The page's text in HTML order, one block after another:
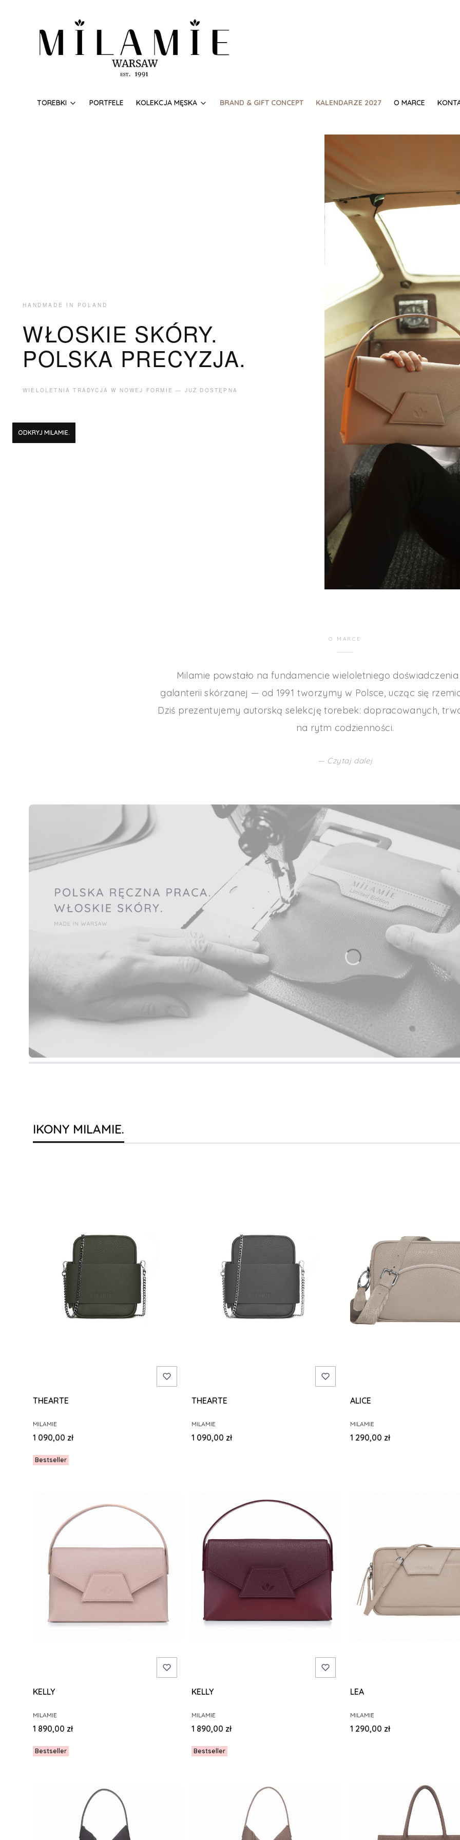
TOREBKI PORTFELE KOLEKCJA MĘSKA BRAND & GIFT CONCEPT KALENDARZE 2027 O MARCE
HANDMADE IN POLAND
WŁOSKIE SKÓRY.
POLSKA PRECYZJA.
WIELOLETNIA TRADYCJA W NOWEJ FORMIE — JUŻ DOSTĘPNA
ODKRYJ MILAMIE.
O MARCE
Milamie powstało na fundamencie wieloletniego
galanterii skórzanej — od 1991 tworzymy w Polsce, ucząc się
Dziś prezentujemy autorską selekcję torebek: dopracowanych,
na rytm codzienności.
— Czytaj dalej
IKONY MILAMIE.
THEARTE
PRODUCENT
MILAMIE
Cena
1 090,00 zł
THEARTE
PRODUCENT
MILAMIE
Cena
1 090,00 zł
ALICE
PRODUCENT
MILAMIE
Cena
1 290,00 zł
Bestseller
KELLY
PRODUCENT
MILAMIE
Cena
1 890,00 zł
KELLY
PRODUCENT
MILAMIE
Cena
1 890,00 zł
LEA
PRODUCENT
MILAMIE
Cena
1 290,00 zł
Bestseller Bestseller
List od MILAMIEczeka na Ciebie.
Dołącz do MILAMIE.
Polityka prywatności.